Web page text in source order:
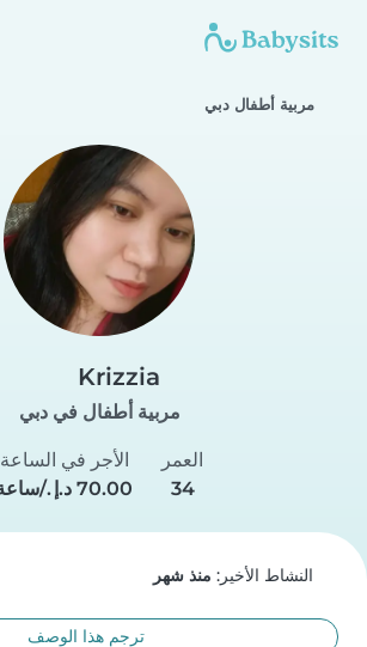
مربية أطفال دبي
Krizzia
مربية أطفال في دبي
العمر
34
الأجر في الساعة
النشاط الأخير: منذ شهر
ترجم هذا الوصف